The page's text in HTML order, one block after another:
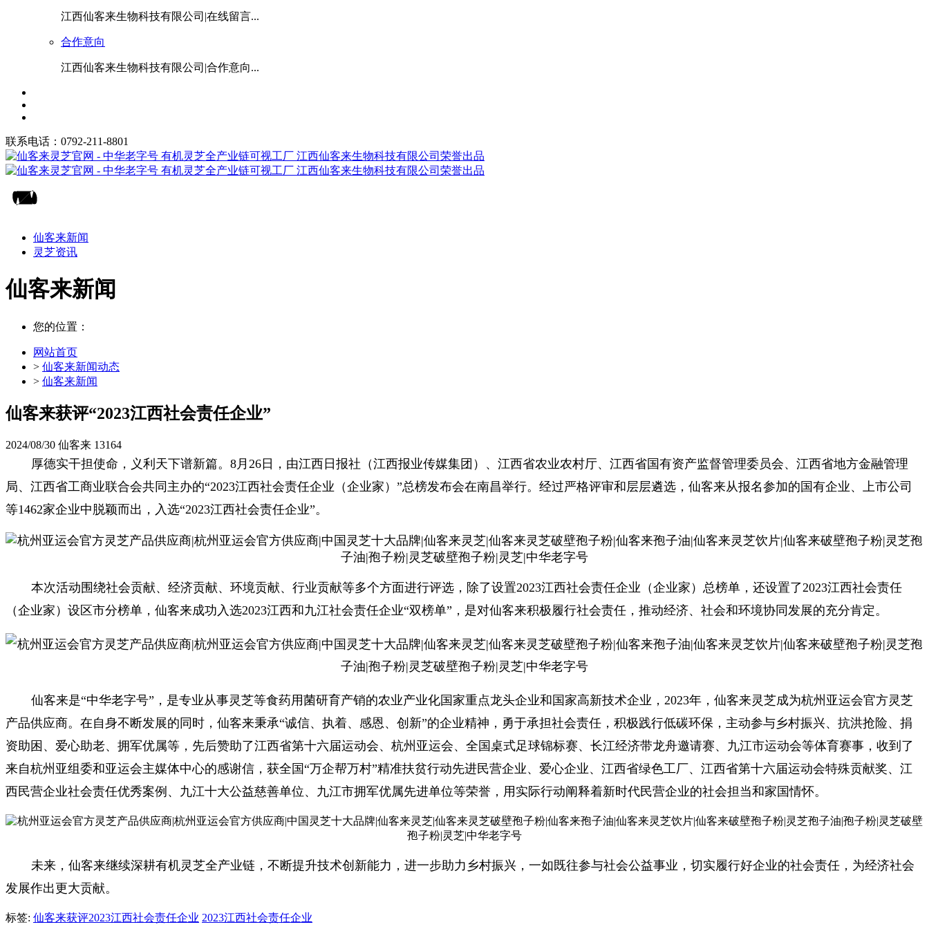
江西仙客来生物科技有限公司|在线留言...
合作意向
江西仙客来生物科技有限公司|合作意向...
联系电话：0792-211-8801
仙客来新闻
灵芝资讯
仙客来新闻
您的位置：
网站首页
> 仙客来新闻动态
> 仙客来新闻
仙客来获评“2023江西社会责任企业”
2024/08/30 仙客来 13164
厚德实干担使命，义利天下谱新篇。8月26日，由江西日报社（江西报业传媒集团）、江西省农业农村厅、江西省国有资产监督管理委员会、江西省地方金融管理
局、江西省工商业联合会共同主办的“2023江西社会责任企业（企业家）”总榜发布会在南昌举行。经过严格评审和层层遴选，仙客来从报名参加的国有企业、上市公司
等1462家企业中脱颖而出， 入选“2023江西社会责任企业”。
本次活动围绕社会贡献、经济贡献、环境贡献、行业贡献等多个方面进行评选，除了设置2023江西社会责任企业（企业家）总榜单，还设置了2023江西社会责任
（企业家）设区市分榜单，仙客来成功入选2023江西和九江社会责任企业“双榜单”，是对仙客来积极履行社会责任，推动经济、社会和环境协同发展的充分肯定。
仙客来是“中华老字号”，是专业从事灵芝等食药用菌研育产销的农业产业化国家重点龙头企业和国家高新技术企业 ， 2023年，仙客来灵芝成为杭州亚运会官方灵芝
产品供应商。在自身不断发展的同时，仙客来秉承“诚信、执着、感恩、创新”的企业精神，勇于承担社会责任，积极践行低碳环保，主动参与乡村振兴、抗洪抢险、捐
资助困、爱心助老、拥军优属等，先后赞助了江西省第十六届运动会、杭州亚运会、全国桌式足球锦标赛、长江经济带龙舟邀请赛、九江市运动会等体育赛事，收到了
来自杭州亚组委和亚运会主媒体中心的感谢信，获全国“万企帮万村”精准扶贫行动先进民营企业、爱心企业、江西省绿色工厂、江西省第十六届运动会特殊贡献奖、江
西民营企业社会责任优秀案例、九江十大公益慈善单位、九江市拥军优属先进单位等荣誉，用实际行动阐释着新时代民营企业的社会担当和家国情怀。
未来，仙客来继续深耕有机灵芝全产业链，不断提升技术创新能力，进一步助力乡村振兴，一如既往参与社会公益事业，切实履行好企业的社会责任，为经济社会
发展作出更大贡献。
标签: 仙客来获评2023江西社会责任企业 2023江西社会责任企业